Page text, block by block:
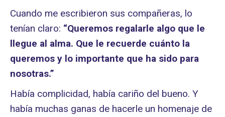
Cuando me escribieron sus compañeras, lo
tenían claro: “Queremos regalarle algo que le
llegue al alma. Que le recuerde cuánto la
queremos y lo importante que ha sido para
nosotras.”
Había complicidad, había cariño del bueno. Y
había muchas ganas de hacerle un homenaje de